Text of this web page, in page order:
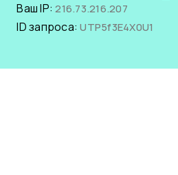
Ваш IP:216.73.216.207
ID запроса:UTP5f3E4X0U1